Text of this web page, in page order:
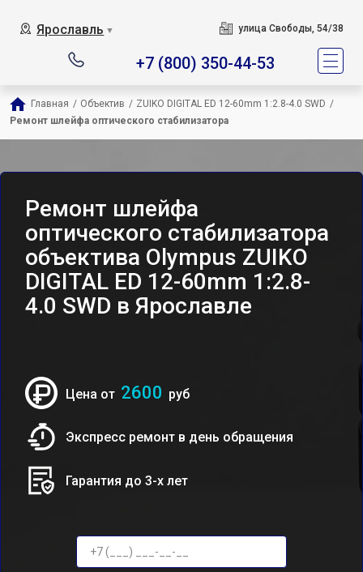
Ярославль ▼ улица Свободы, 54/38
+7 (800) 350-44-53
Главная / Объектив / ZUIKO DIGITAL ED 12-60mm 1:2.8-4.0 SWD /
Ремонт шлейфа оптического стабилизатора
Ремонт шлейфа
оптического стабилизатора
объектива Olympus ZUIKO
DIGITAL ED 12-60mm 1:2.8-
4.0 SWD в Ярославле
Цена от 2600 руб
Экспресс ремонт в день обращения
Гарантия до 3-х лет